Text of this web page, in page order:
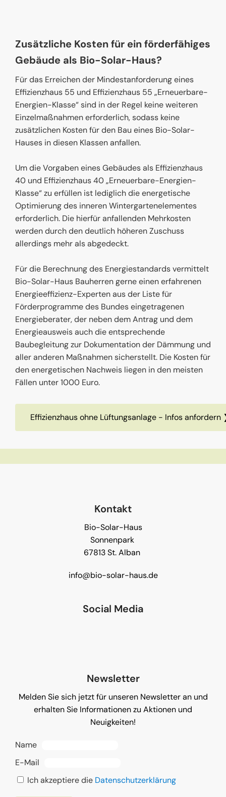
Zusätzliche Kosten für ein förderfähiges
Gebäude als Bio-Solar-Haus?
Für das Erreichen der Mindestanforderung eines
Effizienzhaus 55 und Effizienzhaus 55 „Erneuerbare-
Energien-Klasse“ sind in der Regel keine weiteren
Einzelmaßnahmen erforderlich, sodass keine
zusätzlichen Kosten für den Bau eines Bio-Solar-
Hauses in diesen Klassen anfallen.
Um die Vorgaben eines Gebäudes als Effizienzhaus
40 und Effizienzhaus 40 „Erneuerbare-Energien-
Klasse“ zu erfüllen ist lediglich die energetische
Optimierung des inneren Wintergartenelementes
erforderlich. Die hierfür anfallenden Mehrkosten
werden durch den deutlich höheren Zuschuss
allerdings mehr als abgedeckt.
Für die Berechnung des Energiestandards vermittelt
Bio-Solar-Haus Bauherren gerne einen erfahrenen
Energieeffizienz-Experten aus der Liste für
Förderprogramme des Bundes eingetragenen
Energieberater, der neben dem Antrag und dem
Energieausweis auch die entsprechende
Baubegleitung zur Dokumentation der Dämmung und
aller anderen Maßnahmen sicherstellt. Die Kosten für
den energetischen Nachweis liegen in den meisten
Fällen unter 1000 Euro.
Effizienzhaus ohne Lüftungsanlage - Infos
Kontakt
Bio-Solar-Haus
Sonnenpark
67813 St. Alban
info@bio-solar-haus.de
Social Media
Newsletter
Melden Sie sich jetzt für unseren Newsletter an und
erhalten Sie Informationen zu Aktionen und
Neuigkeiten!
Name
E-Mail
Ich akzeptiere die Datenschutzerklärung